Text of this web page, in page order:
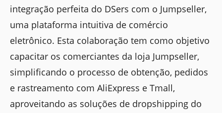
integração perfeita do DSers com o Jumpseller,
uma plataforma intuitiva de comércio
eletrônico. Esta colaboração tem como objetivo
capacitar os comerciantes da loja Jumpseller,
simplificando o processo de obtenção, pedidos
e rastreamento com AliExpress e Tmall,
aproveitando as soluções de dropshipping do